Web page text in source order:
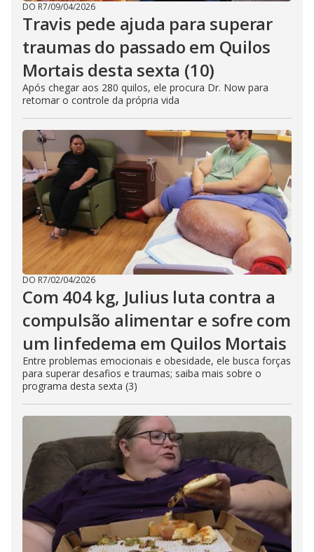
DO R7/09/04/2026
Travis pede ajuda para superar
traumas do passado em Quilos
Mortais desta sexta (10)
Após chegar aos 280 quilos, ele procura Dr. Now para
retomar o controle da própria vida
DO R7/02/04/2026
Com 404 kg, Julius luta contra a
compulsão alimentar e sofre com
um linfedema em Quilos Mortais
Entre problemas emocionais e obesidade, ele busca forças
para superar desafios e traumas; saiba mais sobre o
programa desta sexta (3)